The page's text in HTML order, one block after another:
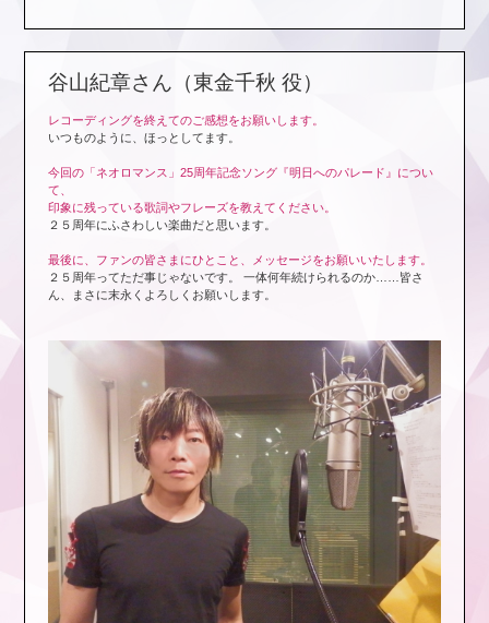
谷山紀章さん（東金千秋 役）
レコーディングを終えてのご感想をお願いします。
いつものように、ほっとしてます。
今回の「ネオロマンス」25周年記念ソング『明日へのパレード』につい
て、
印象に残っている歌詞やフレーズを教えてください。
２５周年にふさわしい楽曲だと思います。
最後に、ファンの皆さまにひとこと、メッセージをお願いいたします。
２５周年ってただ事じゃないです。 一体何年続けられるのか……皆さ
ん、まさに末永くよろしくお願いします。